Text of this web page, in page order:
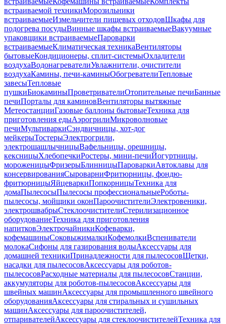
встраиваемой техникиМорозильники
встраиваемыеИзмельчители пищевых отходовШкафы для
подогрева посудыВинные шкафы встраиваемыеВакуумные
упаковщики встраиваемыеПароварки
встраиваемыеКлиматическая техникаВентиляторы
бытовыеКондиционеры, сплит-системыОхладители
воздухаВодонагревателиУвлажнители, очистители
воздухаКамины, печи-каминыОбогревателиТепловые
завесыТепловые
пушкиБиокаминыПроветривателиОтопительные печиБанные
печиПорталы для каминовВентиляторы вытяжные
МетеостанцииГазовые баллоны бытовыеТехника для
приготовления едыАэрогрилиМикроволновые
печиМультиваркиСэндвичницы, хот-дог
мейкерыТостерыЭлектрогрили,
электрошашлычницыВафельницы, орешницы,
кексницыХлебопечкиРостеры, мини-печиЙогуртницы,
мороженицыФризерыБлинницыПароваркиАвтоклавы для
консервированияСыроварниФритюрницы, фондю-
фритюрницыЯйцеваркиПопкорницыТехника для
домаПылесосыПылесосы профессиональныеРоботы-
пылесосы, мойщики оконПароочистителиЭлектровеники,
электрошвабрыСтеклоочистителиСтерилизационное
оборудованиеТехника для приготовления
напитковЭлектрочайникиКофеварки,
кофемашиныСоковыжималкиКофемолкиВспениватели
молокаСифоны для газирования водыАксессуары для
домашней техникиПринадлежности для пылесосовЩетки,
насадки для пылесосовАксессуары для роботов-
пылесосовРасходные материалы для пылесосовСтанции,
аккумуляторы для роботов-пылесосовАксессуары для
швейных машинАксессуары для промышленного швейного
оборудованияАксессуары для стиральных и сушильных
машинАксессуары для пароочистителей,
отпаривателейАксессуары для стеклоочистителейТехника для